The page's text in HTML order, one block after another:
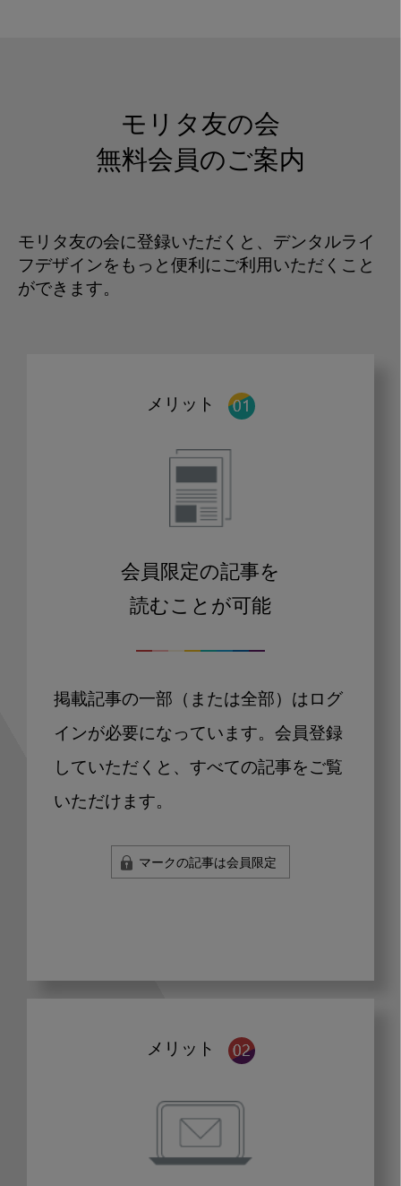
モリタ友の会
無料会員のご案内
モリタ友の会に登録いただくと、デンタルライ
フデザインをもっと便利にご利用いただくこと
ができます。
メリット
会員限定の記事を
読むことが可能
掲載記事の一部（または全部）はログ
インが必要になっています。会員登録
していただくと、すべての記事をご覧
いただけます。
マークの記事は会員限定
メリット